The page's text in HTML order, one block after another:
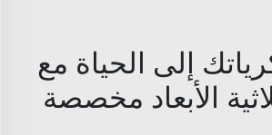
إلى الحياة مع
الأبعاد مخصصة